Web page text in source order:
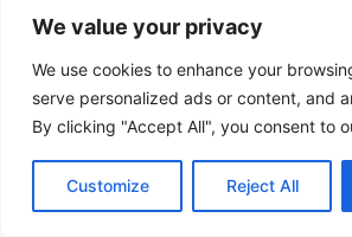
We value your privacy
We use cookies to enhance your
serve personalized ads or content, and
By clicking "Accept All", you consent to
Customize Reject All